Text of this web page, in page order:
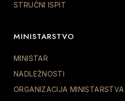
STRUČNI ISPIT
MINISTARSTVO
MINISTAR
NADLEŽNOSTI
ORGANIZACIJA MINISTARSTVA